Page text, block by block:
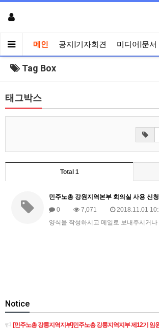
메인 공지|기자회견 미디어|문서
Tag Box
태그박스
Total 1
민주노총 강원지역본부 회의실 사용 신
0
7,071
2018.11.01
양식을 작성하시고 메일로 보내주시거
Notice
[민주노총 강릉지역지부]민주노총 강릉지역지부 제12기 임